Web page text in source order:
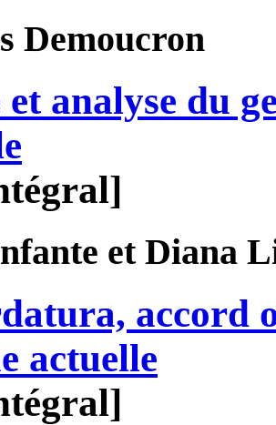
Demoucron
analyse du
et Diana
accord
actuelle